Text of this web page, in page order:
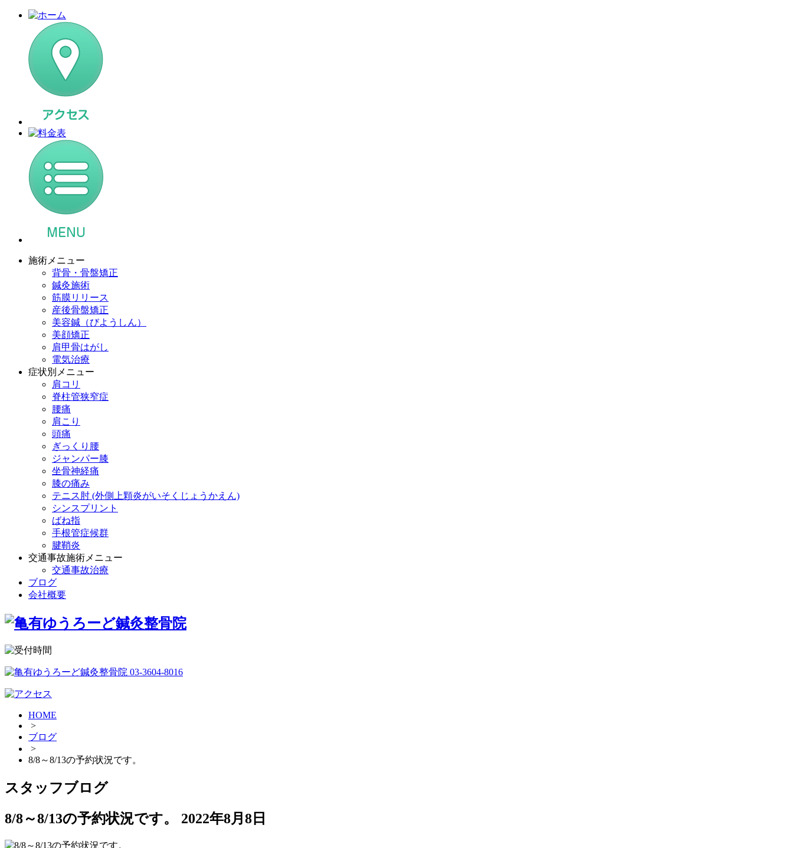
施術メニュー
背骨・骨盤矯正
鍼灸施術
筋膜リリース
産後骨盤矯正
美容鍼（びようしん）
美顔矯正
肩甲骨はがし
電気治療
症状別メニュー
肩コリ
脊柱管狭窄症
腰痛
肩こり
頭痛
ぎっくり腰
ジャンパー膝
坐骨神経痛
膝の痛み
テニス肘 (外側上顆炎がいそくじょうかえん)
シンスプリント
ばね指
手根管症候群
腱鞘炎
交通事故施術メニュー
交通事故治療
ブログ
会社概要
HOME
>
ブログ
>
8/8～8/13の予約状況です。
スタッフブログ
8/8～8/13の予約状況です。
2022年8月8日